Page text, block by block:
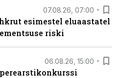
07.08.26, 07:00
esimestel eluaastatel
riski
06.08.26, 15:00